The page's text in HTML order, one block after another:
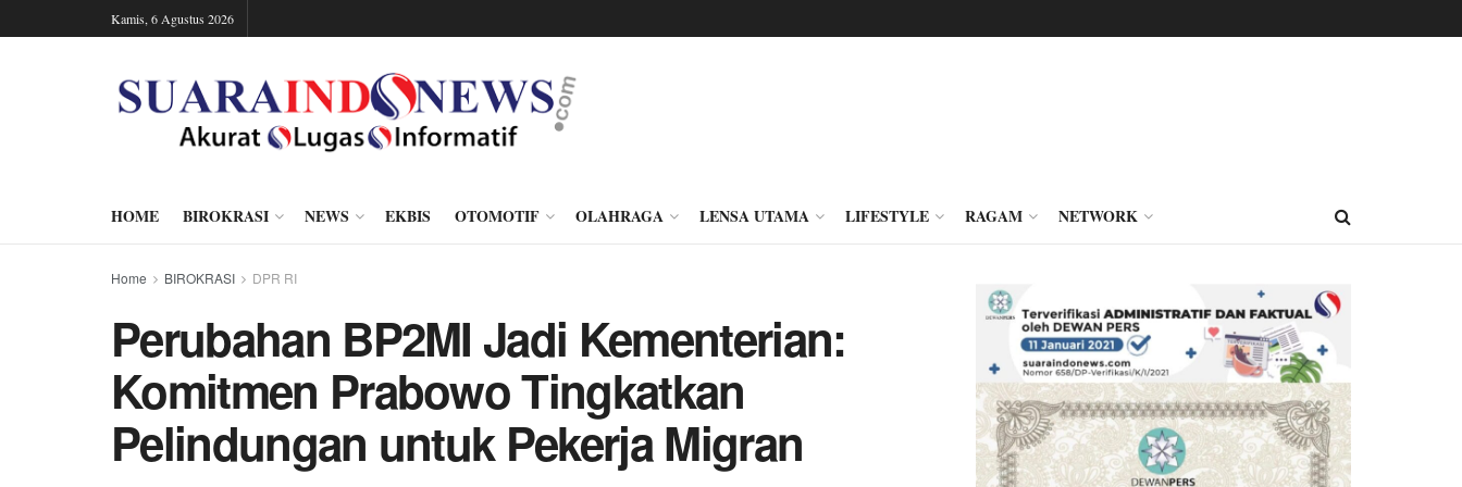
Kamis, 6 Agustus 2026
HOME BIROKRASI NEWS EKBIS OTOMOTIF OLAHRAGA LENSA UTAMA LIFESTYLE RAGAM NETWORK
Home BIROKRASI DPR RI
Perubahan BP2MI Jadi Kementerian:
Komitmen Prabowo Tingkatkan
Pelindungan untuk Pekerja Migran